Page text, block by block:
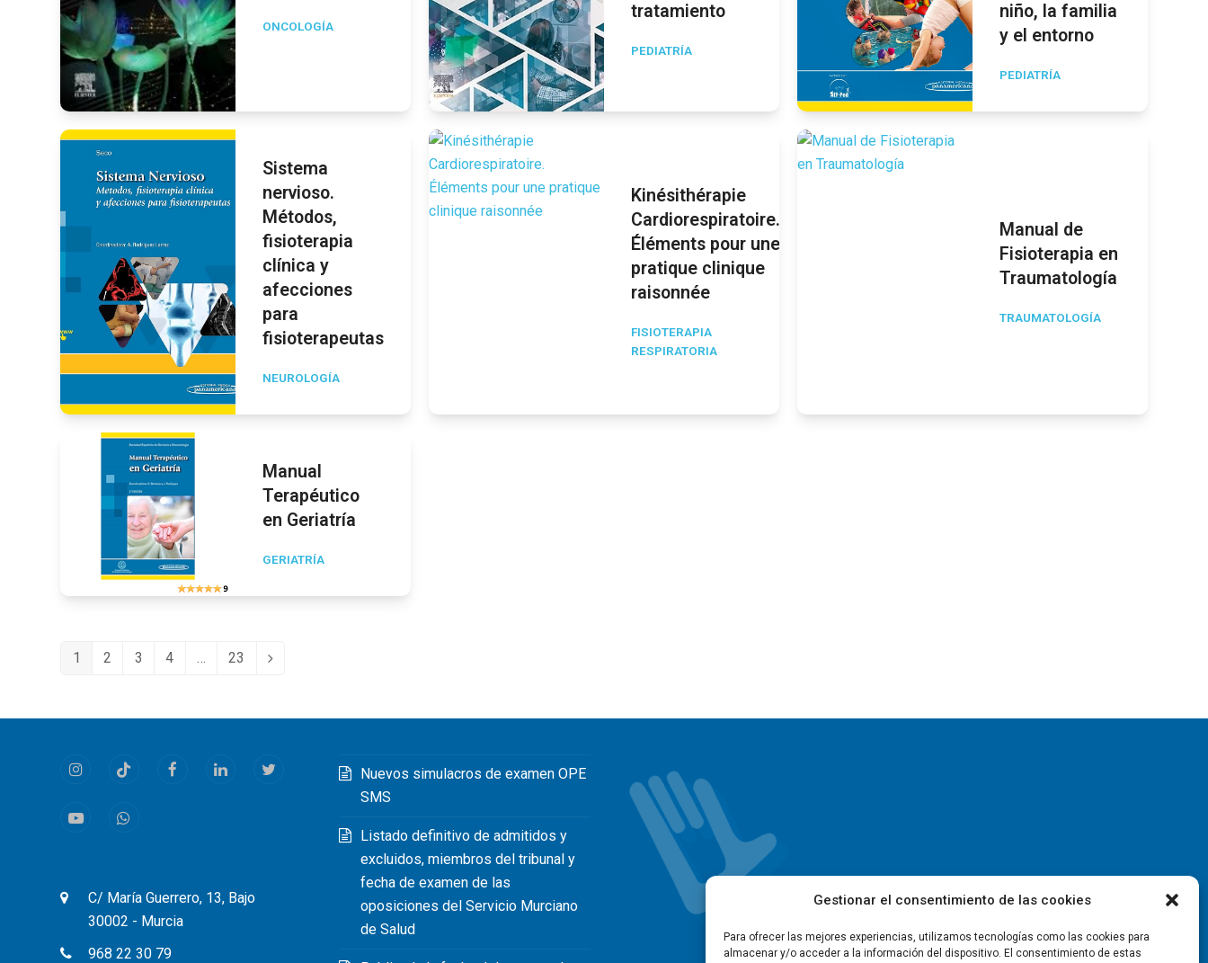
Gestionar el consentimiento de las cookies
Para ofrecer las mejores experiencias, utilizamos tecnologías como las cookies para
almacenar y/o acceder a la información del dispositivo. El consentimiento de estas
ONCOLOGÍA
tratamiento
PEDIATRÍA
niño, la familia
y el entorno
PEDIATRÍA
Sistema
nervioso.
Métodos,
fisioterapia
clínica y
afecciones
para
fisioterapeutas
NEUROLOGÍA
Kinésithérapie
Cardiorespiratoire.
Éléments pour une
pratique clinique
raisonnée
FISIOTERAPIA
RESPIRATORIA
Manual de
Fisioterapia en
Traumatología
TRAUMATOLOGÍA
Manual
Terapéutico
en Geriatría
GERIATRÍA
Page
1 Page
2 Page
3 Page
4 … Page
23 Siguiente
InstagramTiktok FacebookLinkedInTwitter
YoutubeWhatsapp
C/ María Guerrero, 13, Bajo
30002 - Murcia
968 22 30 79
Nuevos simulacros de examen OPE
SMS
Listado definitivo de admitidos y
excluidos, miembros del tribunal y
fecha de examen de las
oposiciones del Servicio Murciano
de Salud